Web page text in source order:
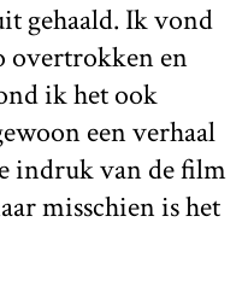
gehaald. Ik vond
overtrokken en
ik het ook
een verhaal
indruk van de film
misschien is het